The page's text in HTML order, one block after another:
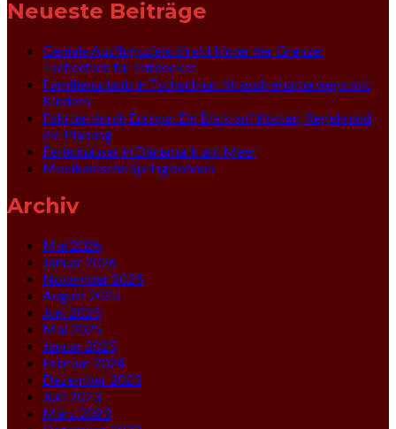
Neueste Beiträge
Geniale Ausflugsziele direkt hinter der Grenze:
Tschechien für Entdecker
Familienurlaub in Tschechien: Stressfrei unterwegs mit
Kindern
Fahrten durch Europa: Ein Blick auf Kosten, Regeln und
die Planung
Ferienhäuser in Dänemark am Meer
Mexikanische Springbohnen
Archiv
Mai 2026
Januar 2026
November 2025
August 2025
Juni 2025
Mai 2025
Januar 2025
Februar 2024
Dezember 2023
Juni 2023
März 2023